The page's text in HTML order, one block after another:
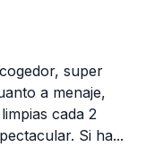
super
a menaje,
cada 2
Si ha...